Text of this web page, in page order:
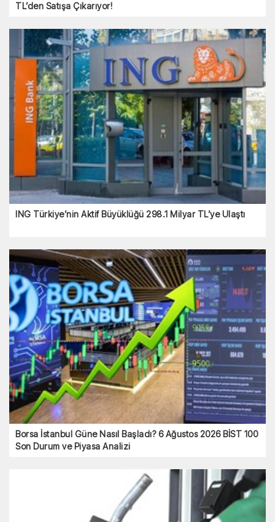
TL’den Satışa Çıkarıyor!
ING Türkiye’nin Aktif Büyüklüğü 298.1 Milyar TL’ye Ulaştı
Borsa İstanbul Güne Nasıl Başladı? 6 Ağustos 2026 BİST 100
Son Durum ve Piyasa Analizi